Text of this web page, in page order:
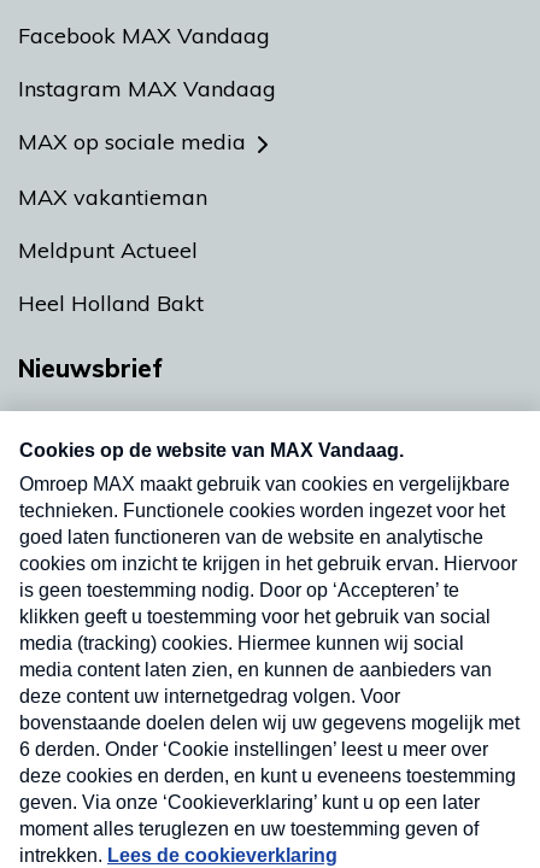
Facebook MAX Vandaag
Instagram MAX Vandaag
MAX op sociale media
MAX vakantieman
Meldpunt Actueel
Heel Holland Bakt
Nieuwsbrief
nieuwsbrief. Elke vrijdag- en dinsdagochtend in
uw mailbox.
Verzend
Nieuwsbrief
Neem hier een gratis abonnement op onze
nieuwsbrief. Elke vrijdag- en dinsdagochtend in uw